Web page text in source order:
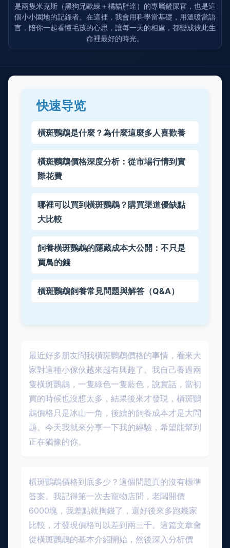
是兩隻米克斯（黑狗兄歐練＋橘貓胖達）的專屬鏟屎官，也是這
個小小園地的記錄者。在這裡，我會用科學當基礎，用溫暖當語
言，陪你一起看懂毛孩的心思，讓每一天的相處，都變成彼此生
命裡最好的時光。
快速导览
橫斑鸚鵡是什麼？為什麼這麼多人喜歡養
橫斑鸚鵡價格深度分析：從市場行情到實
際花費
哪裡可以買到橫斑鸚鵡？購買渠道優缺點
大比較
飼養橫斑鸚鵡的隱藏成本大公開：不只是
買鳥的錢
橫斑鸚鵡飼養常見問題與解答（Q&A）
最近好多朋友問我橫斑鸚鵡價格的事情，看來大
家對這種小傢伙越來越有興趣了。我自己養過兩
隻橫斑鸚鵡，一隻綠色一隻藍色，說實話，當初
買的時候也沒想太多，結果後來才發現，橫斑鸚
鵡價格只是冰山一角，後續的飼養成本才是大問
題。今天我就來分享一下我的經驗，希望能幫到
正在猶豫的你。
橫斑鸚鵡價格到底多少？這個問題真的沒有標準
答案。我記得第一次去寵物店問，老闆開價
6000塊，我差點就掏錢了，還好後來多跑幾家
比較，才發現價格可以差到兩三千。這篇文章會
從橫斑鸚鵡的基本介紹開始，然後深入分析價